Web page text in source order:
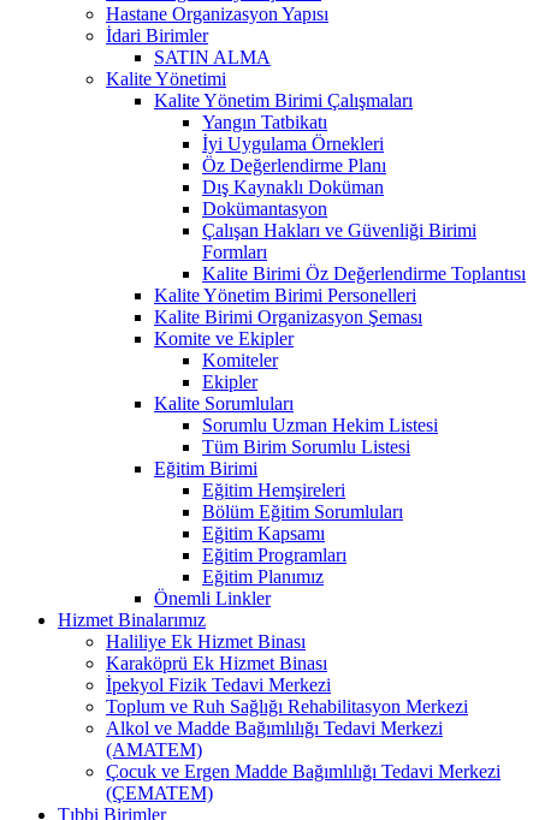
Hastane Organizasyon Yapısı
İdari Birimler
SATIN ALMA
Kalite Yönetimi
Kalite Yönetim Birimi Çalışmaları
Yangın Tatbikatı
İyi Uygulama Örnekleri
Öz Değerlendirme Planı
Dış Kaynaklı Doküman
Dokümantasyon
Çalışan Hakları ve Güvenliği Birimi
Formları
Kalite Birimi Öz Değerlendirme Toplantısı
Kalite Yönetim Birimi Personelleri
Kalite Birimi Organizasyon Şeması
Komite ve Ekipler
Komiteler
Ekipler
Kalite Sorumluları
Sorumlu Uzman Hekim Listesi
Tüm Birim Sorumlu Listesi
Eğitim Birimi
Eğitim Hemşireleri
Bölüm Eğitim Sorumluları
Eğitim Kapsamı
Eğitim Programları
Eğitim Planımız
Önemli Linkler
Hizmet Binalarımız
Haliliye Ek Hizmet Binası
Karaköprü Ek Hizmet Binası
İpekyol Fizik Tedavi Merkezi
Toplum ve Ruh Sağlığı Rehabilitasyon Merkezi
Alkol ve Madde Bağımlılığı Tedavi Merkezi
(AMATEM)
Çocuk ve Ergen Madde Bağımlılığı Tedavi Merkezi
(ÇEMATEM)
Tıbbi Birimler